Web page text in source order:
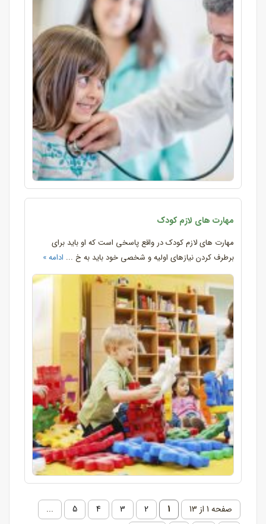
مهارت های لازم کودک
مهارت های لازم کودک در واقع پاسخی است که او باید برای
برطرف کردن نیازهای اولیه و شخصی خود باید به خ ... ادامه »
صفحه 1 از 13 1
2
3
4
5
...